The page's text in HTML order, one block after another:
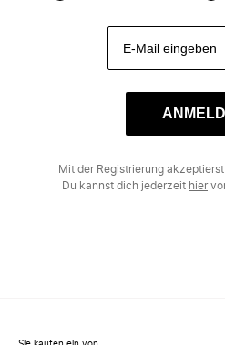
Mit der Registrierung
Du kannst dich jederzeit hier